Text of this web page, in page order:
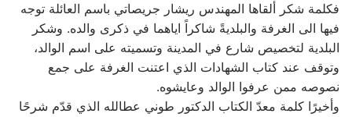
فكلمة شكر ألقاها المهندس ريشار جريصاتي باسم العائلة توجه
فيها الى الغرفة والبلديةً شاكراً اياهما في ذكرى والده. وشكر
البلدية لتخصيص شارع في المدينة وتسميته على اسم الوالد،
وتوقف عند كتاب الشهادات الذي اعتنت الغرفة على جمع
نصوصه ممن عرفوا الوالد وعايشوه.
وأخيرًا كلمة معدّ الكتاب الدكتور طوني عطالله الذي قدّم شرحًا